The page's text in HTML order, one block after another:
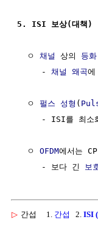
5. ISI 보상(대책)
  ㅇ
채널 상의 등화
     -
채널 왜곡에
  ㅇ
펄스 성형 (
- ISI를 최소
  ㅇ
OFDM에서는
     - 보다 긴
보
▷ 간섭 1. 간섭 2. ISI